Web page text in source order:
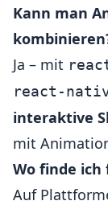
Kann man
Ja – mit
react-
interaktive
mit
Wo finde
Auf